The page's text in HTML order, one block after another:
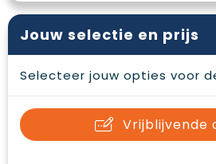
Jouw selectie en prijs
Selecteer jouw opties voor
Vrijblijvende